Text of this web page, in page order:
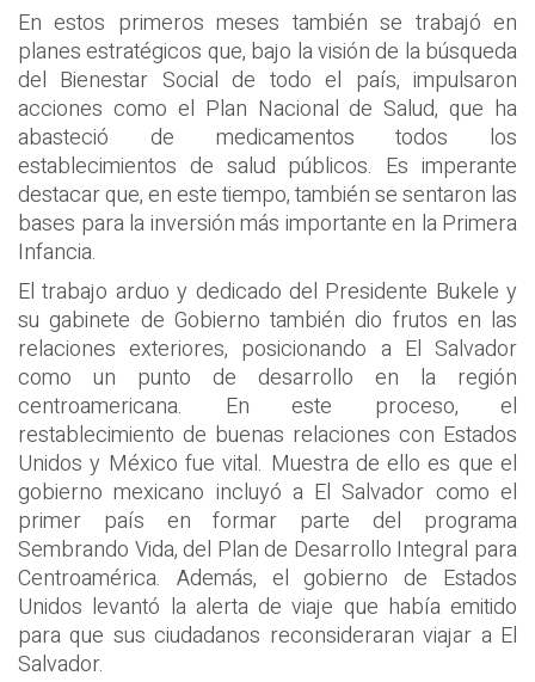
En estos primeros meses también se trabajó en
planes estratégicos que, bajo la visión de la búsqueda
del Bienestar Social de todo el país, impulsaron
acciones como el Plan Nacional de Salud, que ha
abasteció de medicamentos todos los
establecimientos de salud públicos. Es imperante
destacar que, en este tiempo, también se sentaron las
bases para la inversión más importante en la Primera
Infancia.
El trabajo arduo y dedicado del Presidente Bukele y
su gabinete de Gobierno también dio frutos en las
relaciones exteriores, posicionando a El Salvador
como un punto de desarrollo en la región
centroamericana. En este proceso, el
restablecimiento de buenas relaciones con Estados
Unidos y México fue vital. Muestra de ello es que el
gobierno mexicano incluyó a El Salvador como el
primer país en formar parte del programa
Sembrando Vida, del Plan de Desarrollo Integral para
Centroamérica. Además, el gobierno de Estados
Unidos levantó la alerta de viaje que había emitido
para que sus ciudadanos reconsideraran viajar a El
Salvador.